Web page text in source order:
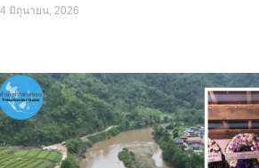
4 มิถุนายน, 2026